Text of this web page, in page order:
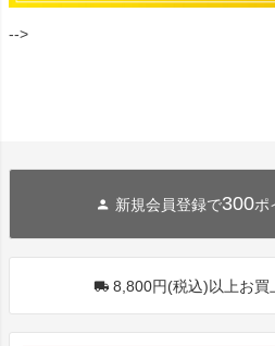
-->
新規会員登録で300ポ
8,800円(税込)以上お買